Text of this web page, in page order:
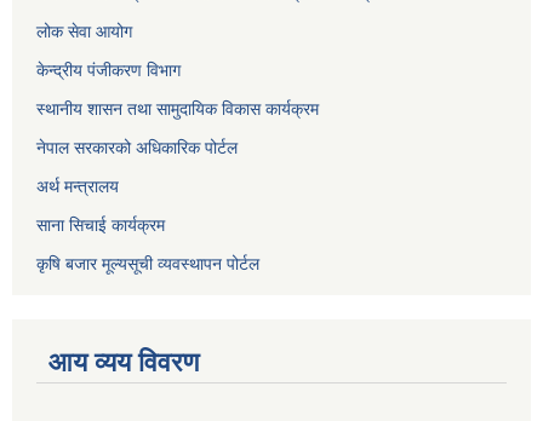
लोक सेवा आयोग
केन्द्रीय पंजीकरण विभाग
स्थानीय शासन तथा सामुदायिक विकास कार्यक्रम
नेपाल सरकारको अधिकारिक पोर्टल
अर्थ मन्त्रालय
साना सिचाई कार्यक्रम
कृषि बजार मूल्यसूची व्यवस्थापन पोर्टल
आय व्यय विवरण